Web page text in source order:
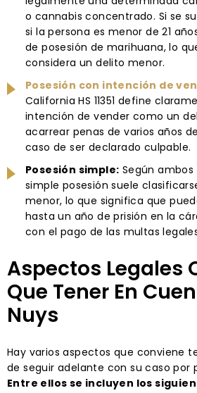
o cannabis concentrado. Si se
si la persona es menor de 21
de posesión de marihuana, lo
considera un delito menor.
Posesión con intención de
California HS 11351 define
intención de vender como un
acarrear penas de varios años
caso de ser declarado culpable.
Posesión simple: Según ambos
simple posesión suele
menor, lo que significa que
hasta un año de prisión en la
con el pago de las multas
Aspectos Legales
Que Tener En
Nuys
Hay varios aspectos que conviene
de seguir adelante con su caso por
Entre ellos se incluyen los